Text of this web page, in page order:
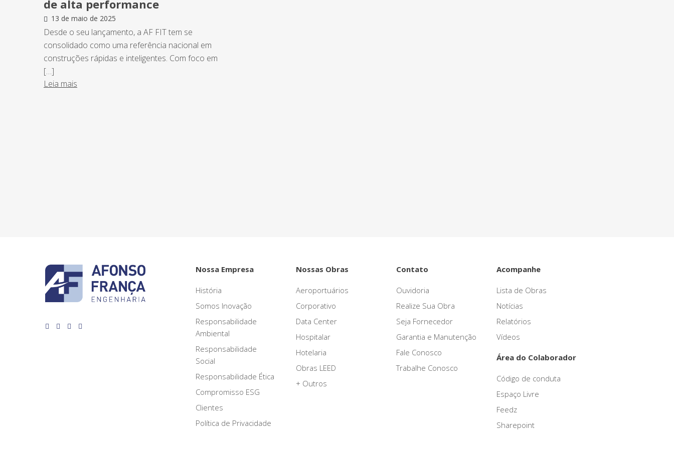
de alta performance
13 de maio de 2025
Desde o seu lançamento, a AF FIT tem se
consolidado como uma referência nacional em
construções rápidas e inteligentes. Com foco em
[…]
Leia mais
Nossa Empresa
História
Somos Inovação
Responsabilidade
Ambiental
Responsabilidade
Social
Responsabilidade Ética
Compromisso ESG
Clientes
Política de Privacidade
Nossas Obras
Aeroportuários
Corporativo
Data Center
Hospitalar
Hotelaria
Obras LEED
+ Outros
Contato
Ouvidoria
Realize Sua Obra
Seja Fornecedor
Garantia e Manutenção
Fale Conosco
Trabalhe Conosco
Acompanhe
Lista de Obras
Notícias
Relatórios
Vídeos
Área do Colaborador
Código de conduta
Espaço Livre
Feedz
Sharepoint